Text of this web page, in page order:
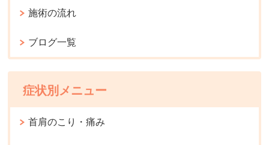
施術の流れ
ブログ一覧
症状別メニュー
首肩のこり・痛み